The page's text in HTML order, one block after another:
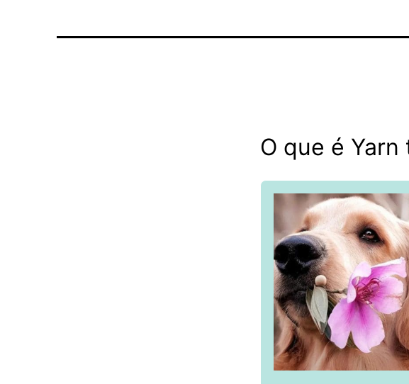
O que é